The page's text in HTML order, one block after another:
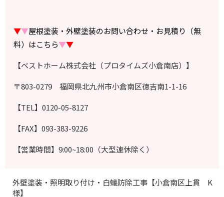
▼▼屋根塗装・外壁塗装のお問い合わせ・お見積り（無
料）はこちら▼▼
【ベストホーム株式会社（プロタイムズ小倉南店）】
〒803-0279 福岡県北九州市小倉南区徳吉南1-1-16
【TEL】0120-05-8127
【FAX】093-383-9226
【営業時間】9:00~18:00（大型連休除く）
外壁塗装・照明取り付け・白蟻防除工事【小倉南区上貫 K
様】